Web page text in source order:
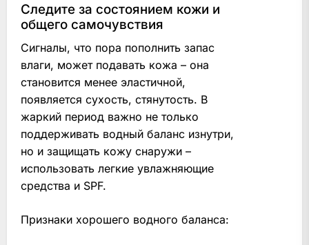
Следите за состоянием кожи и
общего самочувствия
Сигналы, что пора пополнить запас
влаги, может подавать кожа – она
становится менее эластичной,
появляется сухость, стянутость. В
жаркий период важно не только
поддерживать водный баланс изнутри,
но и защищать кожу снаружи –
использовать легкие увлажняющие
средства и SPF.
Признаки хорошего водного баланса: